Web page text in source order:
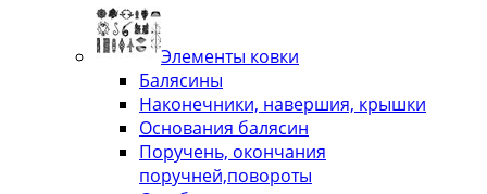
Элементы ковки
Балясины
Наконечники, навершия, крышки
Основания балясин
Поручень, окончания
поручней,повороты